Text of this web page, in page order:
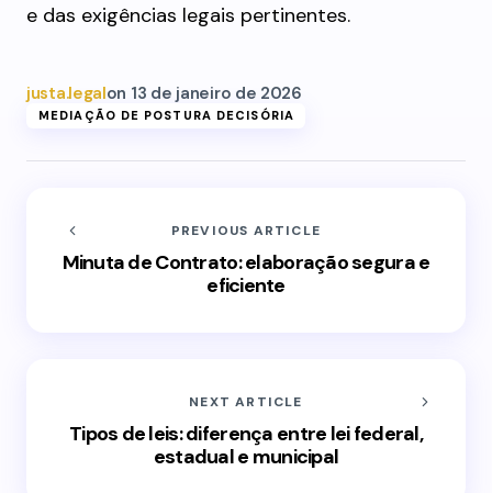
e das exigências legais pertinentes.
justa.legalon 13 de janeiro de 2026
MEDIAÇÃO DE POSTURA DECISÓRIA
PREVIOUS ARTICLE
Minuta de Contrato: elaboração segura e
eficiente
NEXT ARTICLE
Tipos de leis: diferença entre lei federal,
estadual e municipal